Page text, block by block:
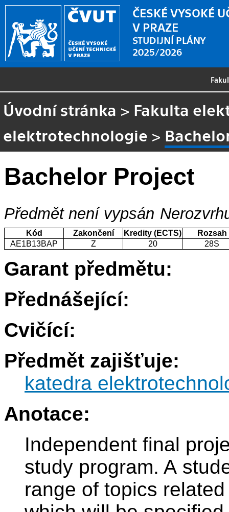
ČESKÉ VYSOKÉ
V PRAZE
STUDIJNÍ PLÁNY
2025/2026
Úvodní stránka > Fakulta
elektrotechnologie >
Bachelor Project
Předmět není vypsán
Kód Zakončení Kredity (ECTS)
Rozsah
AE1B13BAP
Z 20 28S
Garant předmětu:
Přednášející:
Cvičící:
Předmět zajišťuje:
katedra
Anotace:
Independent final
study program. A
range of topics